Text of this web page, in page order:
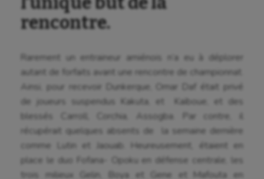
rencontre.
Rarement un entraineur amiénois n’a eu à déplorer
autant de forfaits avant une rencontre de championnat.
Ainsi, pour recevoir Dunkerque, Omar Daf était privé
de joueurs suspendus Kakuta, et Kaïboue, et des
blessés Carroll, Corchia, Assogba. Par contre, il
récupérait quelques absents de la semaine dernière
comme Lutin et Jaouab. Heureusement, étaient en
place le duo Fofana- Opoku en défense centrale, les
trois milieux Gelin, Boya et Gene et Mafouta en